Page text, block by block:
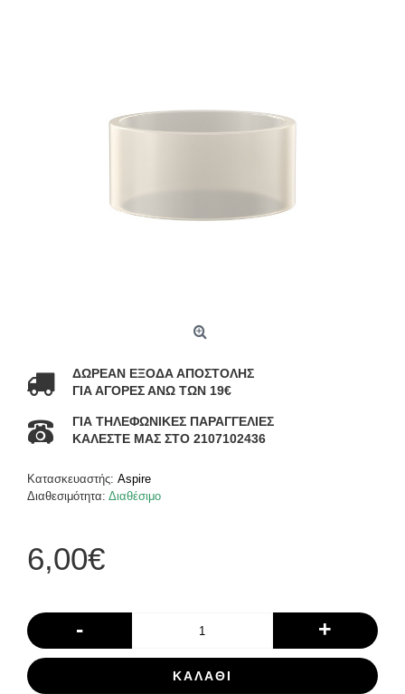
ΔΩΡΕΑΝ ΕΞΟΔΑ ΑΠΟΣΤΟΛΗΣ
ΓΙΑ ΑΓΟΡΕΣ ΑΝΩ ΤΩΝ 19€
ΓΙΑ ΤΗΛΕΦΩΝΙΚΕΣ ΠΑΡΑΓΓΕΛΙΕΣ
ΚΑΛΕΣΤΕ ΜΑΣ ΣΤΟ 2107102436
Κατασκευαστής: Aspire
Διαθεσιμότητα: Διαθέσιμο
6,00€
- +
ΚΑΛΆΘΙ